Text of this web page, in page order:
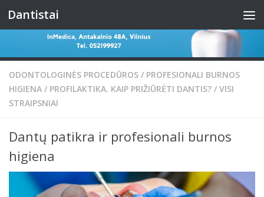
Skip to content
Dantistai
ODONTOLOGINĖS PROCEDŪROS / PROFESIONALI BURNOS
HIGIENA / PROFILAKTIKA. KAIP PRIŽIŪRĖTI DANTIS? / VISI
STRAIPSNIAI
Dantų patikra ir profesionali burnos
higiena